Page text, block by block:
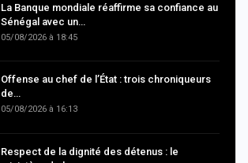
La Banque mondiale réaffirme sa confiance au
Sénégal avec un…
05/08/2026 à 18:45
Offense au chef de l’État : trois chroniqueurs
de…
05/08/2026 à 16:13
Respect de la dignité des détenus : le